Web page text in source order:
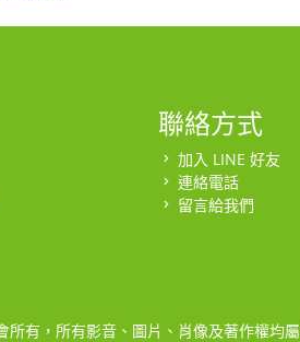
聯絡方式
加入 LINE 好友
連絡電話
留言給我們
有，所有影音、圖片、肖像及著作權均